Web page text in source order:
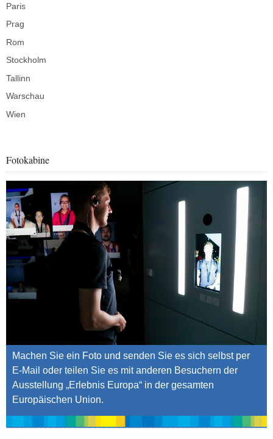
Paris
Prag
Rom
Stockholm
Tallinn
Warschau
Wien
Fotokabine
Machen Sie ein Foto und senden Sie es sich selbst per
E-Mail oder teilen Sie es mit anderen Besuchern der
Ausstellung „Erlebnis Europa“ in der gesamten
Europäischen Union.